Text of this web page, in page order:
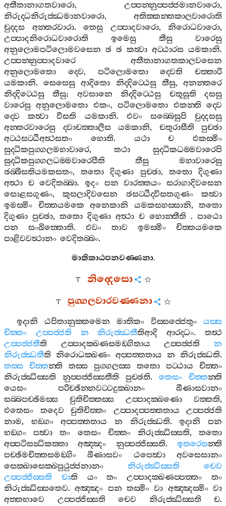
අතීතානාගතවාරො, උප‍්පන‍්නුප‍්පජ‍්ජමානවාරො,
නිරුද‍්ධනිරුජ‍්ඣමානවාරො, අතික‍්කන‍්තකාලවාරොති
චුද‍්දස
අන‍්තරවාරා. තෙසු උප‍්පාදවාරො, නිරොධවාරො,
උප‍්පාදනිරොධවාරොති
ඉමෙසු තීසු
වාරෙසු
අනුලොමපටිලොමවසෙන ඡ ඡ කත්‍වා අට‍්ඨාරස යමකානි.
උප‍්පන‍්නුප‍්පාදවාරෙ
අතීතානාගතකාලවසෙන
අනුලොමතො
ද‍්වෙ, පටිලොමතො ද‍්වෙති
චත‍්තාරි
යමකානි.සෙසෙසු ආදිතො නිද‍්දිට‍්ඨෙසු තීසු,අනන‍්තරෙ
නිද‍්දිට‍්ඨෙසු
තීසු; අවසානෙ නිද‍්දිට‍්ඨෙසු චතූසූති
දසසු
වාරෙසු අනුලොමතො එකං,පටිලොමතො එකන‍්ති ද‍්වෙ
ද‍්වෙ
කත්‍වා වීසති යමකානි. එවං සබ‍්බෙසුපි
චුද‍්දසසු
අන‍්තරවාරෙසු
ද‍්වාචත‍්තාලීස යමකානි, චතුරාසීති
පුච‍්ඡා
අට‍්ඨසට‍්ඨිඅත්‍ථසතං
හොති. යථා ච
එකස‍්මිං
සුද‍්ධිකපුග‍්ගලමහාවාරෙ, තථා
සුද‍්ධිකධම‍්මවාරෙපි
සුද‍්ධිකපුග‍්ගලධම‍්මවාරෙපීති
තීසු
මහාවාරෙසු
ඡබ‍්බීසතියමකසතං,තතො දිගුණා පුච‍්ඡා, තතො
දිගුණා
අත්‍ථා ච වෙදිතබ‍්බා.ඉදං පන වාරත‍්තයං සරාගාදිවසෙන
සොළසගුණං,කුසලාදිවසෙන ඡසට‍්ඨිද‍්විසතගුණං
කත්‍වා
ඉමස‍්මිං
චිත‍්තයමකෙ අනෙකානි යමකසහස‍්සානි, තතො
දිගුණා පුච‍්ඡා, තතො දිගුණා අත්‍ථා ච හොන‍්තීති . පාඨො
පන
සංඛිත‍්තොති. එවං තාව ඉමස‍්මිං
චිත‍්තයමකෙ
පාළිවවත්‍ථානං වෙදිතබ‍්බං.
මාතිකාඨපනවණ‍්ණනා.
නිද‍්දෙසො
පුග‍්ගලවාරවණ‍්ණනා
ඉදානි ඨපිතානුක‍්කමෙන මාතිකං විස‍්සජ‍්ජෙතුං
යස‍්ස
චිත‍්තං
උප‍්පජ‍්ජති න නිරුජ‍්ඣතීතිආදි ආරද‍්ධං.තත්‍ථ
උප‍්පජ‍්ජතීති උප‍්පාදක‍්ඛණසමඞ‍්ගිතාය උප‍්පජ‍්ජති
න
නිරුජ‍්ඣතීති නිරොධක‍්ඛණං අප‍්පත‍්තතාය න නිරුජ‍්ඣති.
තස‍්ස
චිත‍්තන‍්ති තස‍්ස පුග‍්ගලස‍්ස තතො පට‍්ඨාය
චිත‍්තං
නිරුජ‍්ඣිස‍්සති
නුප‍්පජ‍්ජිස‍්සතීති පුච‍්ඡති. තෙසං චිත‍්තන‍්ති
යෙසං
පරිච‍්ඡින‍්නවට‍්ටදුක‍්ඛානං
ඛීණාසවානං
සබ‍්බපච‍්ඡිමස‍්ස
චුතිචිත‍්තස‍්ස උප‍්පාදක‍්ඛණො වත‍්තති,
එතෙසං
තදෙව චුතිචිත‍්තං උප‍්පාදප‍්පත‍්තතාය
උප‍්පජ‍්ජති
නාම, භඞ‍්ගං අප‍්පත‍්තතාය න නිරුජ‍්ඣති.ඉදානි
පන
භඞ‍්ගං
පත්‍වා තං තෙසං චිත‍්තං නිරුජ‍්ඣිස‍්සති,තතො
අප‍්පටිසන්‍ධිකත‍්තා
අඤ‍්ඤං නුප‍්පජ‍්ජිස‍්සති.ඉතරෙසන‍්ති
පච‍්ඡිමචිත‍්තසමඞ‍්ගිං
ඛීණාසවං ඨපෙත්‍වා
අවසෙසානං
සෙක‍්ඛාසෙක‍්ඛපුථුජ‍්ජනානං
නිරුජ‍්ඣිස‍්සති
චෙව
උප‍්පජ‍්ජිස‍්සති
චාති යං තං උප‍්පාදක‍්ඛණප‍්පත‍්තං
තං
නිරුජ‍්ඣිස‍්සතෙව.අඤ‍්ඤං පන තස‍්මිං වා අඤ‍්ඤස‍්මිං වා
අත‍්තභාවෙ
උප‍්පජ‍්ජිස‍්සති චෙව නිරුජ‍්ඣිස‍්සති ච.